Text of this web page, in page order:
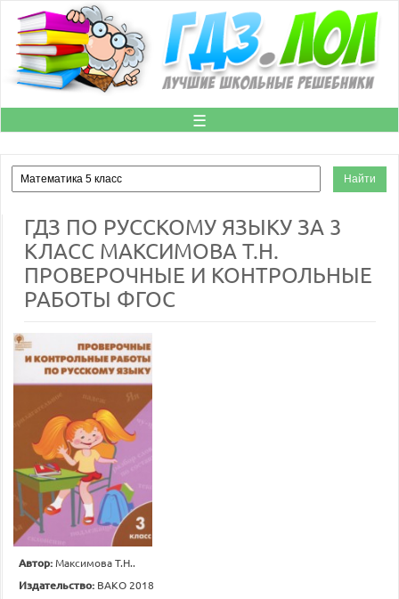
☰
ГДЗ ПО РУССКОМУ ЯЗЫКУ ЗА 3
КЛАСС МАКСИМОВА Т.Н.
ПРОВЕРОЧНЫЕ И КОНТРОЛЬНЫЕ
РАБОТЫ ФГОС
Автор:Максимова Т.Н..
Издательство: ВАКО 2018